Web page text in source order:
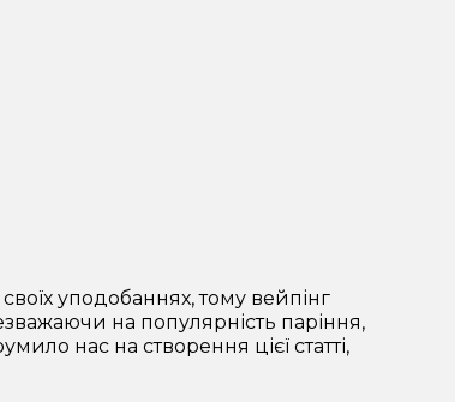
уподобаннях, тому вейпінг
на популярність паріння,
нас на створення цієї статті,